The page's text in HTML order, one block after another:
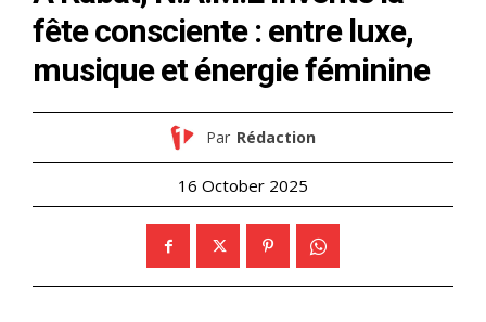
fête consciente : entre luxe,
musique et énergie féminine
Par Rédaction
16 October 2025